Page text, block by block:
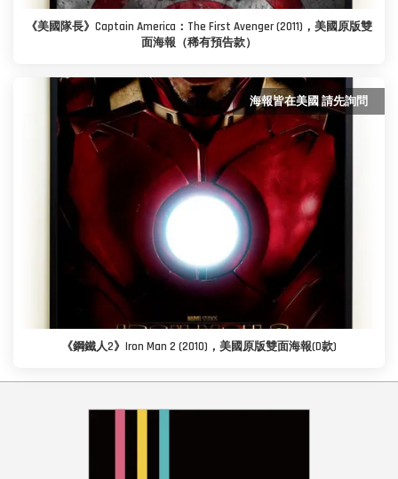
《美國隊長》Captain America：The First Avenger (2011)，美國原版雙
面海報（稀有預告款）
海報皆在美國 請先詢問
《鋼鐵人2》Iron Man 2 (2010)，美國原版雙面海報(D款)